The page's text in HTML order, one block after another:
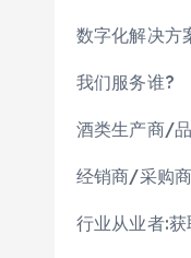
数字化解决方
我们服务谁?
酒类生产商/品
经销商/采购商
行业从业者:获